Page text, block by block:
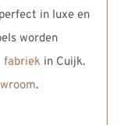
in luxe en
worden
fabriekin Cuijk.
.